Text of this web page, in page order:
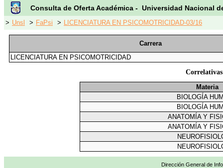
Consulta de Oferta Académica - Universidad Nacional
> Unsl > FaPsi > LICENCIATURA EN PSICOMOTRICIDAD-03/16
Carrera
LICENCIATURA EN PSICOMOTRICIDAD
Materia
BIOLOGÍA
BIOLOGÍA
ANATOMÍA Y
ANATOMÍA Y
Dirección General de